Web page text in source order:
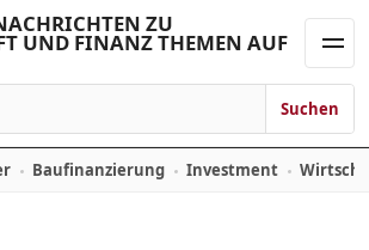
ZU
UND FINANZ THEMEN AUF
Suchen
Baufinanzierung Investment